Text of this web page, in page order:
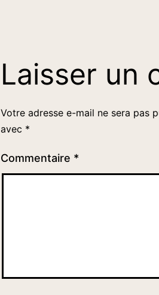
Laisser un
Votre adresse e-mail ne sera pas
avec *
Commentaire *